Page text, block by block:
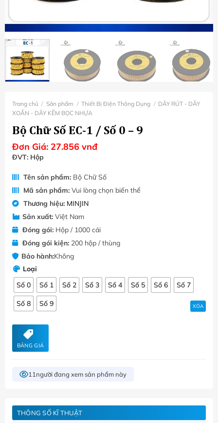
Trang chủ / Sản phẩm / Thiết Bị Điện Thông Dụng / DÂY RÚT - DÂY
XOẮN - DÂY KẼM BỌC NHỰA
Bộ Chữ Số EC-1 / Số 0 – 9
Đơn Giá: 27.856 vnđ
ĐVT: Hộp
Tên sản phẩm:Bộ Chữ Số
Mã sản phẩm: Vui lòng chọn biến thể
Thương hiệu: MINJIN
Sản xuất:Việt Nam
Đóng gói:Hộp / 1000 cái
Đóng gói kiện:200 hộp / thùng
Bảo hành:Không
Loại
Số 0
Số 1 Số 2 Số 3 Số 4 Số 5 Số 6 Số 7
Số 8 Số 9 XÓA
BẢNG GIÁ
11 người đang xem sản phẩm này
THÔNG SỐ KĨ THUẬT